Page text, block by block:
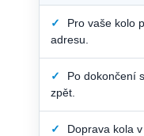
✓
Pro vaše kolo
adresu.
✓
Po dokončení
zpět.
✓
Doprava kola